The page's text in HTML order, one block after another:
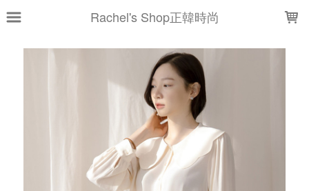
Rachel's Shop正韓時尚